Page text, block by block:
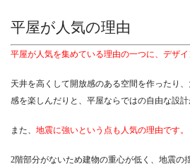
平屋が人気の理由
平屋が人気を集めている理由の一つに、デザイ
天井を高くして開放感のある空間を作ったり
感を楽しんだりと、平屋ならではの自由な設計
また、 地震に強いという点も人気の理由です。
2階部分がないため建物の重心が低く、地震の